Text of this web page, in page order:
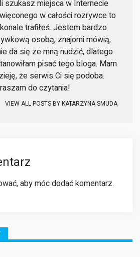
szukasz miejsca w Internecie
w całości rozrywce to
trafiłeś. Jestem bardzo
osobą, znajomi mówią,
da się ze mną nudzić, dlatego
pisać tego bloga. Mam
że serwis Ci się podoba.
do czytania!
VIEW ALL POSTS BYKATARZYNA SMUDA
, aby móc dodać komentarz.